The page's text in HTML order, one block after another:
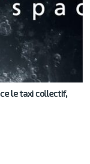
le taxi collectif,